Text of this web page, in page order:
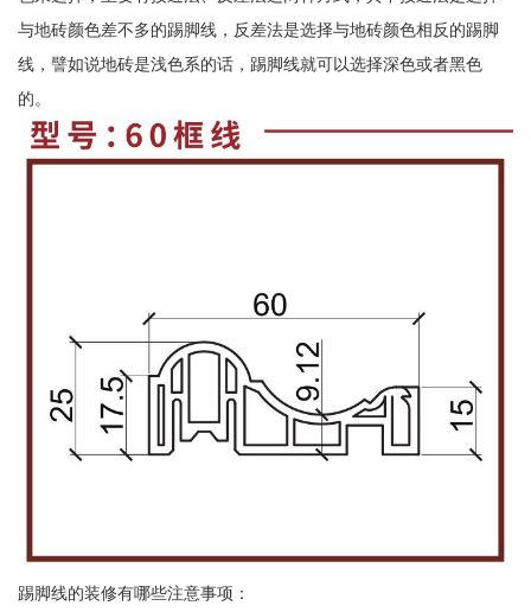
与地砖颜色差不多的踢脚线，反差法是选择与地砖颜色相反的踢脚
线，譬如说地砖是浅色系的话，踢脚线就可以选择深色或者黑色
的。
踢脚线的装修有哪些注意事项：